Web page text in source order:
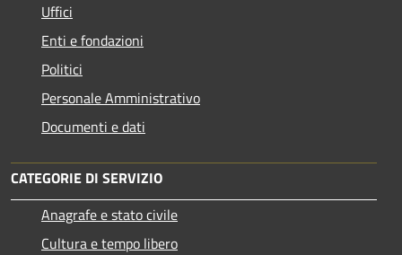
Uffici
Enti e fondazioni
Politici
Personale Amministrativo
Documenti e dati
CATEGORIE DI SERVIZIO
Anagrafe e stato civile
Cultura e tempo libero